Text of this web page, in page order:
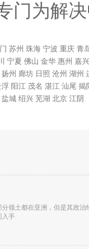
门为解
苏州 珠海 宁波 重庆 青
宁夏 佛山 金华 惠州 嘉兴
扬州 廊坊 日照 沧州 湖州
浮 阳江 茂名 湛江 汕尾 揭
盐城 绍兴 芜湖 北京 江阴
领土都在亚洲，但是其政
入手